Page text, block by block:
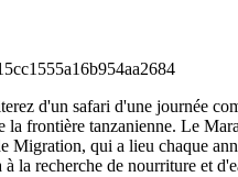
d'un safari d'une journée
frontière tanzanienne. Le
qui a lieu chaque
la recherche de nourriture et